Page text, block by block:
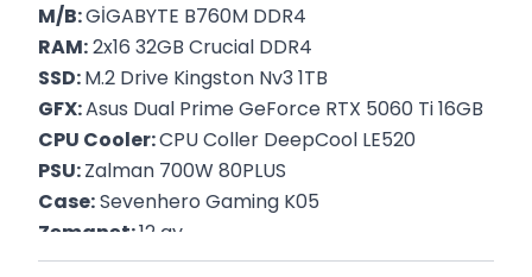
M/B: GİGABYTE B760M DDR4
RAM: 2x16 32GB Crucial DDR4
SSD: M.2 Drive Kingston Nv3 1TB
GFX: Asus Dual Prime GeForce RTX 5060 Ti 16GB
CPU Cooler: CPU Coller DeepCool LE520
PSU: Zalman 700W 80PLUS
Case: Sevenhero Gaming K05
Zəmanət: 12 ay